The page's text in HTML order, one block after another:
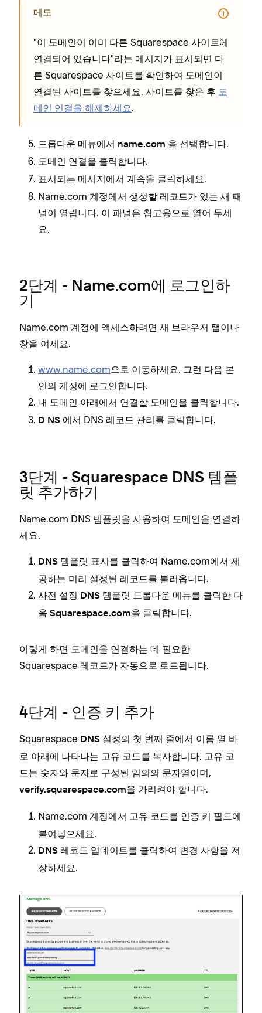
메모
"이 도메인이 이미 다른 Squarespace 사이트에
연결되어 있습니다"라는 메시지가 표시되면 다
른 Squarespace 사이트를 확인하여 도메인이
연결된 사이트를 찾으세요. 사이트를 찾은 후 도
메인 연결을 해제하세요.
드롭다운 메뉴에서 name.com 을 선택합니다.
도메인 연결을 클릭합니다.
표시되는 메시지에서 계속을 클릭하세요.
Name.com 계정에서 생성할 레코드가 있는 새 패
널이 열립니다. 이 패널은 참고용으로 열어 두세
요.
2단계 - Name.com에 로그인하
기
Name.com 계정에 액세스하려면 새 브라우저 탭이나
창을 여세요.
www.name.com으로 이동하세요. 그런 다음 본
인의 계정에 로그인합니다.
내 도메인 아래에서 연결할 도메인을 클릭합니다.
D NS 에서 DNS 레코드 관리를 클릭합니다.
3단계 - Squarespace DNS 템플
릿 추가하기
Name.com DNS 템플릿을 사용하여 도메인을 연결하
세요.
DNS 템플릿 표시 를 클릭하여 Name.com에서 제
공하는 미리 설정된 레코드를 불러옵니다.
사전 설정 DNS 템플릿 드롭다운 메뉴를 클릭한 다
음 Squarespace.com을 클릭합니다.
이렇게 하면 도메인을 연결하는 데 필요한
Squarespace 레코드가 자동으로 로드됩니다.
4단계 - 인증 키 추가
Squarespace DNS 설정의 첫 번째 줄에서 이름 열 바
로 아래에 나타나는 고유 코드를 복사합니다. 고유 코
드는 숫자와 문자로 구성된 임의의 문자열이며,
verify.squarespace.com을 가리켜야 합니다.
Name.com 계정에서 고유 코드를 인증 키
필드에
붙여넣으세요.
DNS 레코드 업데이트를 클릭하여 변경 사항을 저
장하세요.